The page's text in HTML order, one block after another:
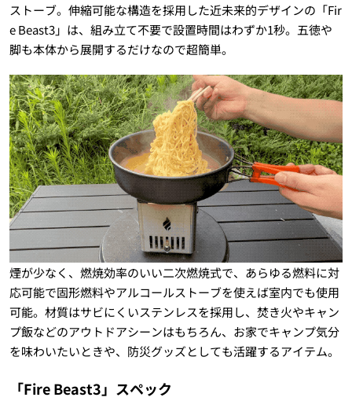
ストーブ。伸縮可能な構造を採用した近未来的デザインの「Fir
e Beast3」は、組み立て不要で設置時間はわずか1秒。五徳や
脚も本体から展開するだけなので超簡単。
煙が少なく、燃焼効率のいい二次燃焼式で、あらゆる燃料に対
応可能で固形燃料やアルコールストーブを使えば室内でも使用
可能。材質はサビにくいステンレスを採用し、焚き火やキャン
プ飯などのアウトドアシーンはもちろん、お家でキャンプ気分
を味わいたいときや、防災グッズとしても活躍するアイテム。
「Fire Beast3」スペック